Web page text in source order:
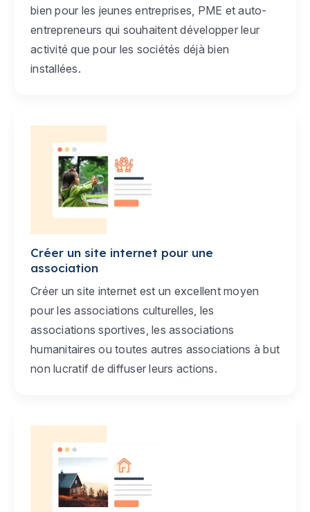
bien pour les jeunes entreprises, PME et auto-
entrepreneurs qui souhaitent développer leur
activité que pour les sociétés déjà bien
installées.
Créer un site internet pour une
association
Créer un site internet est un excellent moyen
pour les associations culturelles, les
associations sportives, les associations
humanitaires ou toutes autres associations à but
non lucratif de diffuser leurs actions.